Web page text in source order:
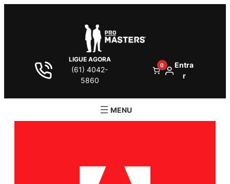
LIGUE AGORA
(61) 4042-
5860
0
Entra
r